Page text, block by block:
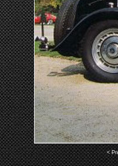
<